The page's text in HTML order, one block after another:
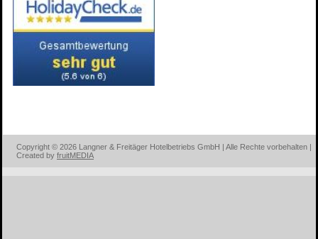
Copyright © 2026 Langner & Freitäger Hotelbetriebs GmbH | Alle Rechte vorbehalten |
Created by fruitMEDIA